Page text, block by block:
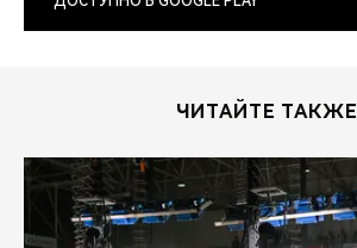
ЧИТАЙТЕ ТАКЖЕ